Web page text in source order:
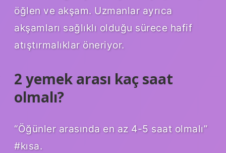
öğlen ve akşam. Uzmanlar ayrıca
akşamları sağlıklı olduğu sürece hafif
atıştırmalıklar öneriyor.
2 yemek arası kaç saat
olmalı?
“Öğünler arasında en az 4-5 saat olmalı”
#kısa.